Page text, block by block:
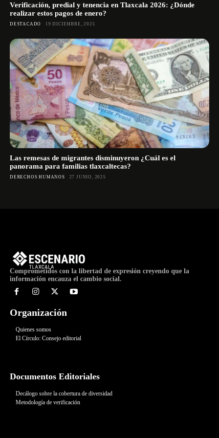
Verificación, predial y tenencia en Tlaxcala 2026: ¿Dónde
realizar estos pagos de enero?
DESTACADO 19 DICIEMBRE, 2025
Las remesas de migrantes disminuyeron ¿Cuál es el
panorama para familias tlaxcaltecas?
DERECHOS HUMANOS 27 JUNIO, 2025
Comprometidos con la libertad de expresión creyendo que la
información encauza el cambio social.
Organización
Quienes somos
El Círculo: Consejo editorial
Documentos Editoriales
Decálogo sobre la cobertura de diversidad
Metodología de verificación